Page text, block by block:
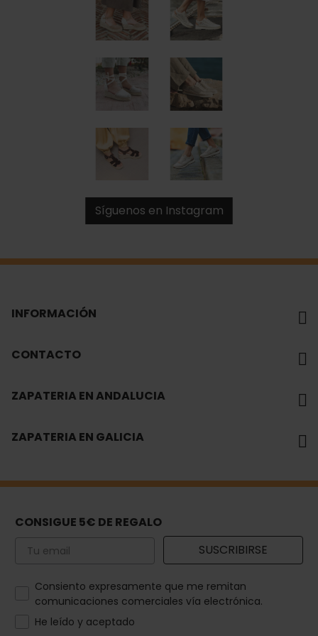
Síguenos en Instagram
INFORMACIÓN
CONTACTO
ZAPATERIA EN ANDALUCIA
ZAPATERIA EN GALICIA
CONSIGUE 5€ DE REGALO
Email SUSCRIBIRSE
How would you like to hear from us?
Consiento expresamente que me remitan
comunicaciones comerciales vía electrónica.
He leído y aceptado